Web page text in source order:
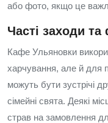
або фото, якщо це
Часті заходи
Кафе Ульяновки
харчування, але й для
можуть бути зустрічі
сімейні свята. Деякі
страв на замовлення